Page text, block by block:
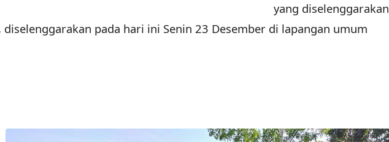
yang diselenggarakan
pada hari ini Senin 23 Desember di lapangan umum